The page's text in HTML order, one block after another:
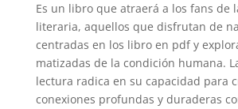
Es un libro que atraerá a los fans de
literaria, aquellos que disfrutan de
centradas en los libro en pdf y
matizadas de la condición humana.
lectura radica en su capacidad para
conexiones profundas y duraderas